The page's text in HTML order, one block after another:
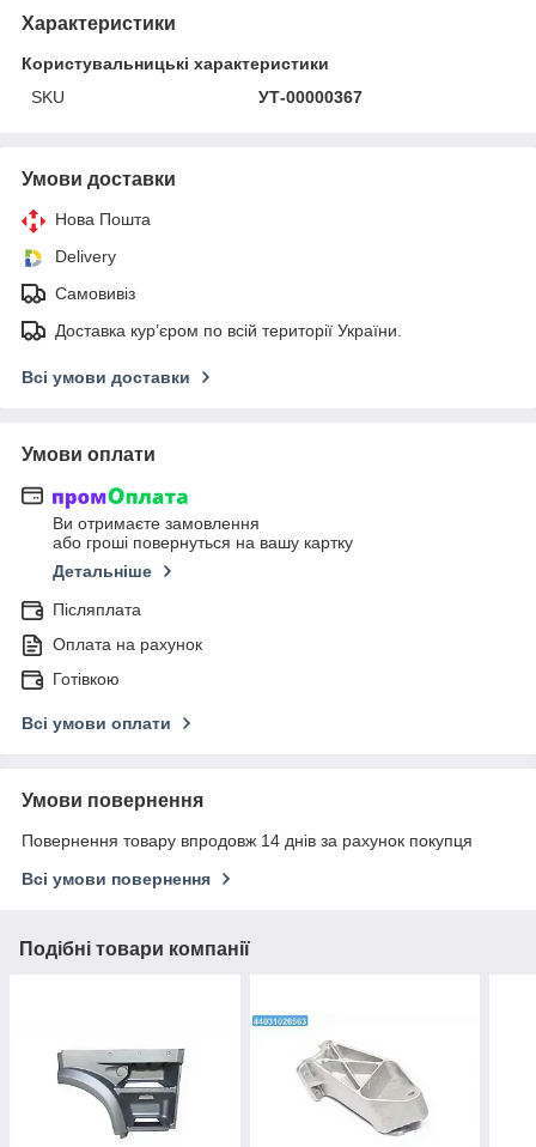
Характеристики
Користувальницькі характеристики
SKU
УТ-00000367
Умови доставки
Нова Пошта
Delivery
Самовивіз
Доставка кур’єром по всій території України.
Всі умови доставки
Умови оплати
Ви отримаєте замовлення
або гроші повернуться на вашу картку
Детальніше
Післяплата
Оплата на рахунок
Готівкою
Всі умови оплати
Умови повернення
Повернення товару впродовж 14 днів за рахунок покупця
Всі умови повернення
Подібні товари компанії